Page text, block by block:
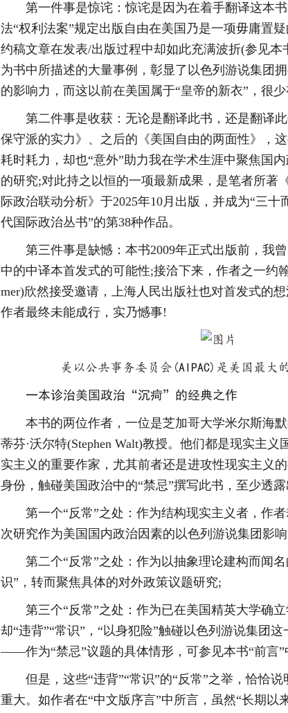
第一件事是惊诧：惊诧是因为在着手翻译这本
法“权利法案”规定出版自由在美国乃是一项毋庸置
约稿文章在发表/出版过程中却如此充满波折(参见本
为书中所描述的大量事例，彰显了以色列游说集团
的影响力，而这以前在美国属于“皇帝的新衣”，很少
第二件事是收获：无论是翻译此书，还是翻译
保守派的实力》、之后的《美国自由的两面性》，
耗时耗力，却也“意外”助力我在学术生涯中聚焦国
的研究;对此持之以恒的一项最新成果，是笔者所著
际政治联动分析》于2025年10月出版，并成为“三十
代国际政治丛书”的第38种作品。
第三件事是缺憾：本书2009年正式出版前，我
中的中译本首发式的可能性;接洽下来，作者之一约
mer)欣然接受邀请，上海人民出版社也对首发式的
作者最终未能成行，实乃憾事!
美以公共事务委员会(AIPAC)是美国最大
一本诊治美国政治“沉疴”的经典之作
本书的两位作者，一位是芝加哥大学米尔斯海
蒂芬·沃尔特(Stephen Walt)教授。他们都是现实主
实主义的重要作家，尤其前者还是进攻性现实主义
身份，触碰美国政治中的“禁忌”撰写此书，至少透露
第一个“反常”之处：作为结构现实主义者，作
次研究作为美国国内政治因素的以色列游说集团影
第二个“反常”之处：作为以抽象理论建构而闻
识”，转而聚焦具体的对外政策议题研究;
第三个“反常”之处：作为已在美国精英大学确
却“违背”“常识”，“以身犯险”触碰以色列游说集团
——作为“禁忌”议题的具体情形，可参见本书“前言”
但是，这些“违背”“常识”的“反常”之举，恰恰
重大。如作者在“中文版序言”中所言，虽然“长期以